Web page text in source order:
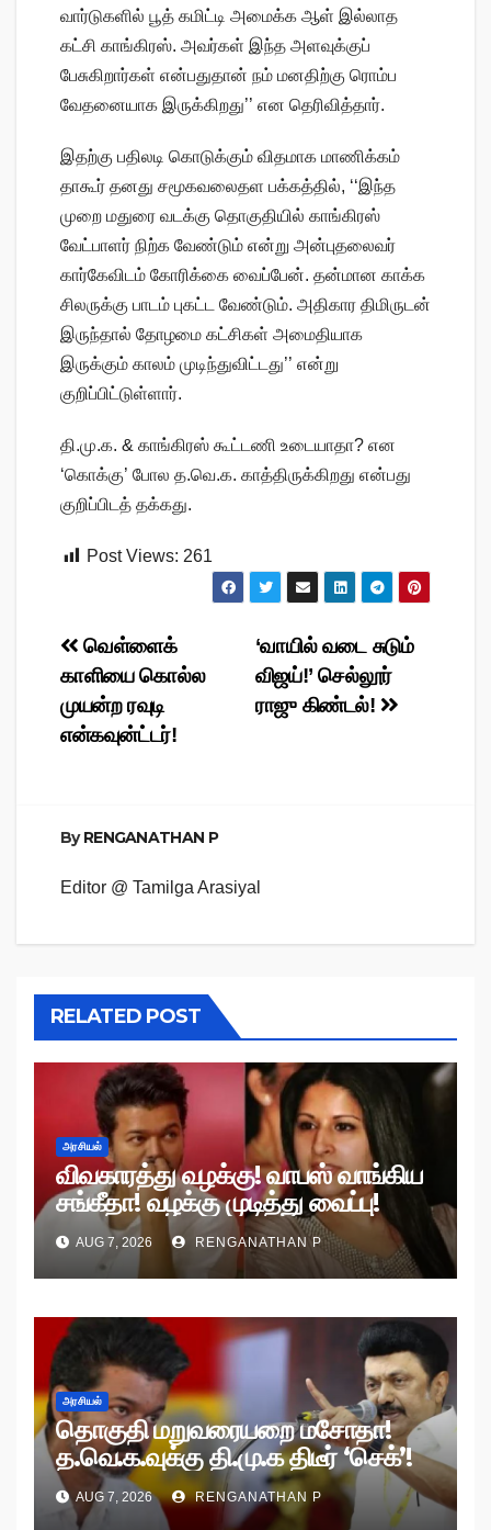
வார்டுகளில் பூத் கமிட்டி அமைக்க ஆள் இல்லாத
கட்சி காங்கிரஸ். அவர்கள் இந்த அளவுக்குப்
பேசுகிறார்கள் என்பதுதான் நம் மனதிற்கு ரொம்ப
வேதனையாக இருக்கிறது’’ என தெரிவித்தார்.
இதற்கு பதிலடி கொடுக்கும் விதமாக மாணிக்கம்
தாகூர் தனது சமூகவலைதள பக்கத்தில், ‘‘இந்த
முறை மதுரை வடக்கு தொகுதியில் காங்கிரஸ்
வேட்பாளர் நிற்க வேண்டும் என்று அன்புதலைவர்
கார்கேவிடம் கோரிக்கை வைப்பேன். தன்மான காக்க
சிலருக்கு பாடம் புகட்ட வேண்டும். அதிகார திமிருடன்
இருந்தால் தோழமை கட்சிகள் அமைதியாக
இருக்கும் காலம் முடிந்துவிட்டது’’ என்று
குறிப்பிட்டுள்ளார்.
தி.மு.க. & காங்கிரஸ் கூட்டணி உடையாதா? என
‘கொக்கு’ போல த.வெ.க. காத்திருக்கிறது என்பது
குறிப்பிடத் தக்கது.
Post Views: 261
Post
navigation
‘வாயில் வடை சுடும்
விஜய்!’ செல்லூர்
ராஜு கிண்டல்!
வெள்ளைக்
காளியை கொல்ல
முயன்ற ரவுடி
என்கவுன்ட்டர்!
ByRENGANATHAN P
Editor @ Tamilga Arasiyal
RELATED POST
அரசியல்
விவகாரத்து வழக்கு! வாபஸ் வாங்கிய
சங்கீதா! வழக்கு முடித்து வைப்பு!
AUG 7, 2026 RENGANATHAN P
அரசியல்
தொகுதி மறுவரையறை மசோதா!
த.வெ.க.வுக்கு தி.மு.க திடீர் ‘செக்’!
AUG 7, 2026 RENGANATHAN P